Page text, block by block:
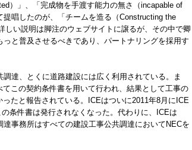
）」、「完成物を手渡す能力の無さ（incapable of
唱したのが、「チームを造る（Constructing the
い説明は脚注のウェブサイトに譲るが、その中で卿
と普及させるべきであり、パートナリングを採用す
達、とくに道路建設には広く利用されている。ま
この契約条件書を用いて行われ、結果として工事の
たと報告されている。ICEはついに2011年8月にICE
条件書は発行されなくなった。代わりに、ICEは
事務所はすべての建設工事公共調達においてNECを